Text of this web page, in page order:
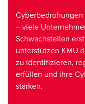
– viele
Schwachstellen
unterstützen KMU
zu identifizieren,
erfüllen und ihre
stärken.